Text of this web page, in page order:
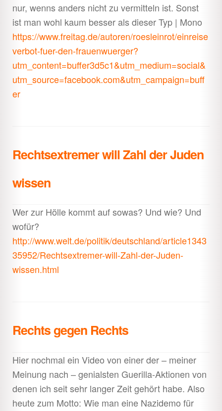
nur, wenns anders nicht zu vermitteln ist. Sonst
ist man wohl kaum besser als dieser Typ | Mono
https://www.freitag.de/autoren/roesleinrot/einreise
verbot-fuer-den-frauenwuerger?
utm_content=buffer3d5c1&utm_medium=social&
utm_source=facebook.com&utm_campaign=buff
er
Rechtsextremer will Zahl der Juden
wissen
Wer zur Hölle kommt auf sowas? Und wie? Und
wofür?
http://www.welt.de/politik/deutschland/article1343
35952/Rechtsextremer-will-Zahl-der-Juden-
wissen.html
Rechts gegen Rechts
Hier nochmal ein Video von einer der – meiner
Meinung nach – genialsten Guerilla-Aktionen von
denen ich seit sehr langer Zeit gehört habe. Also
heute zum Motto: Wie man eine Nazidemo für